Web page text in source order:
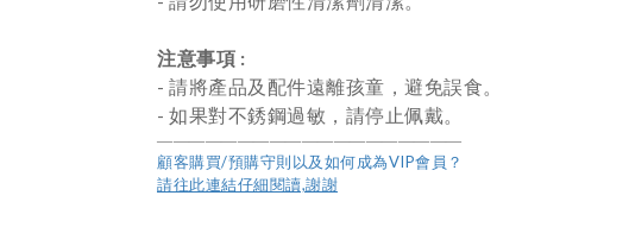
注意事項 :
- 請將產品及配件遠離孩童，避免誤食。
- 如果對不銹鋼過敏，請停止佩戴。
―――――――――――――――――――
顧客購買/預購守則以及如何成為VIP會員？
請往此連結仔細閱讀,謝謝